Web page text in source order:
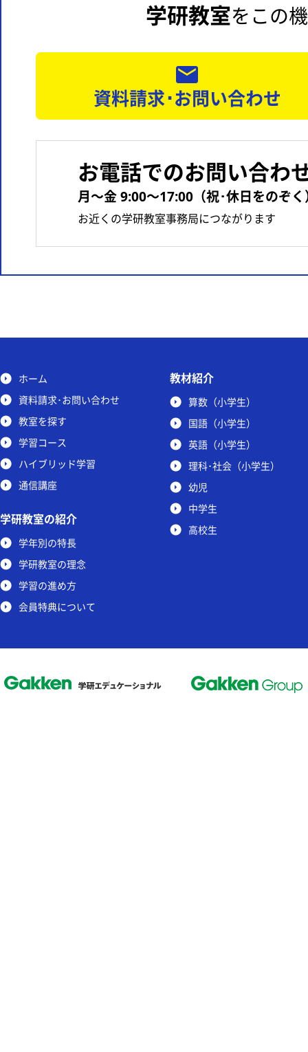
学研教室をこの
資料請求･お問い合わせ
お電話でのお問い合わ
月〜金 9:00〜17:00（祝･休日をのぞく
お近くの学研教室事務局につながります
ホーム
資料請求･お問い合わせ
教室を探す
学習コース
ハイブリッド学習
通信講座
学研教室の紹介
学年別の特長
学研教室の理念
学習の進め方
会員特典について
教材紹介
算数（小学生）
国語（小学生）
英語（小学生）
理科･社会（小学生）
幼児
中学生
高校生